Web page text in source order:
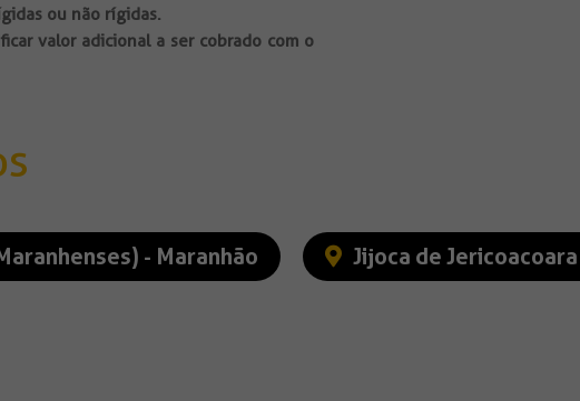
ou não rígidas.
valor adicional a ser cobrado com o
- Maranhão Jijoca de